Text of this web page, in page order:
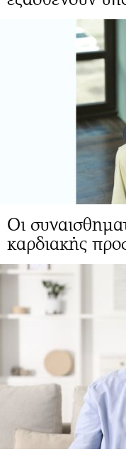
Οι
καρδιακής